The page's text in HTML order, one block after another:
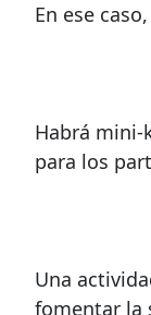
En ese
Habrá
para los
Una
fomentar la